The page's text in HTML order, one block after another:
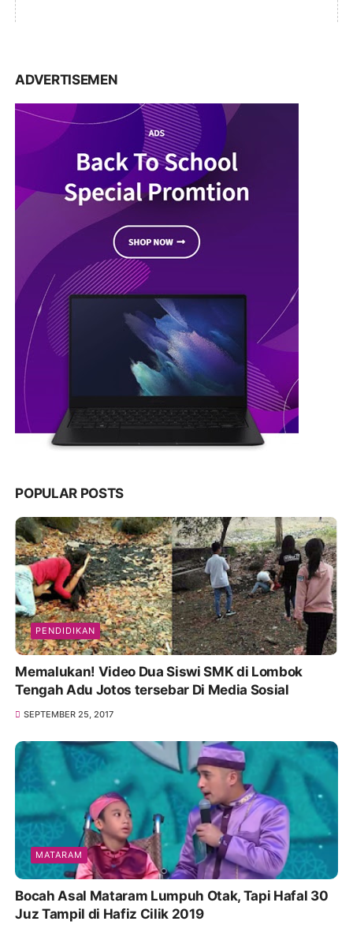
ADVERTISEMEN
POPULAR POSTS
PENDIDIKAN
Memalukan! Video Dua Siswi SMK di Lombok
Tengah Adu Jotos tersebar Di Media Sosial
SEPTEMBER 25, 2017
MATARAM
Bocah Asal Mataram Lumpuh Otak, Tapi Hafal 30
Juz Tampil di Hafiz Cilik 2019